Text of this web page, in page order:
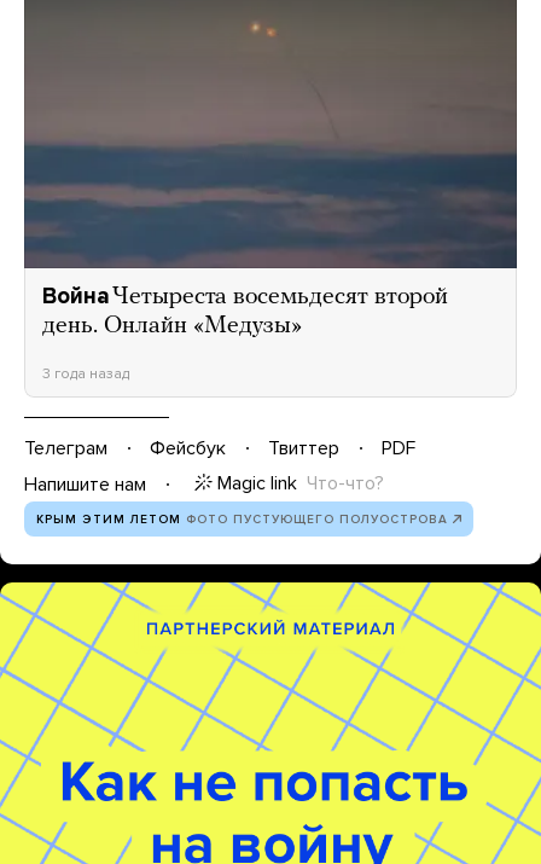
Война Четыреста восемьдесят второй
день. Онлайн «Медузы»
3 года назад
Телеграм Фейсбук Твиттер
PDF
Напишите нам
Magic link Что-что?
КРЫМ ЭТИМ ЛЕТОМ ФОТО ПУСТУЮЩЕГО ПОЛУОСТРОВА